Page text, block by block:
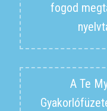
fogod
A Te